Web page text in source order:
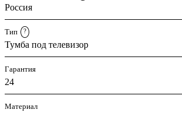
Россия
Тип ?
Тумба под телевизор
Гарантия
24
Материал